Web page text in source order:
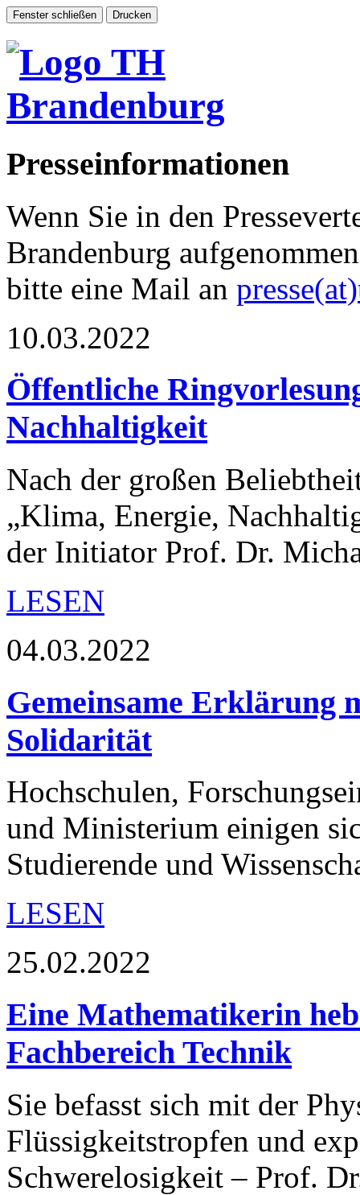
Presseinformationen
Wenn Sie in den
Brandenburg
bitte eine Mail an
10.03.2022
Öffentliche
Nachhaltigkeit
Nach der großen
„Klima, Energie,
der Initiator Prof. Dr.
LESEN
04.03.2022
Gemeinsame Erklärung
Solidarität
Hochschulen,
und Ministerium einigen
Studierende und
LESEN
25.02.2022
Eine Mathematikerin
Fachbereich Technik
Sie befasst sich mit der
Flüssigkeitstropfen und
Schwerelosigkeit ­– Prof.